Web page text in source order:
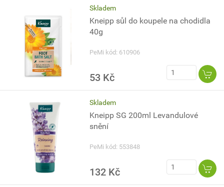
Skladem
Kneipp sůl do koupele na chodidla
40g
PeMi kód: 610906
53 Kč
Skladem
Kneipp SG 200ml Levandulové
snění
PeMi kód: 553848
132 Kč